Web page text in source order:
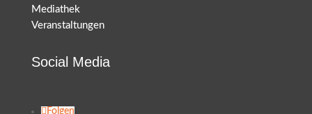
Mediathek
Veranstaltungen
Social Media
Folgen